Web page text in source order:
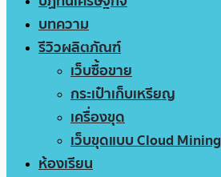
บทความ
รีวิวผลิตภัณฑ์
เว็บซื้อขาย
กระเป๋าเก็บเหรียญ
เครื่องขุด
เว็บขุดแบบ Cloud Mining
ห้องเรียน